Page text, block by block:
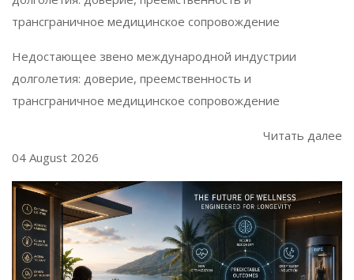
трансграничное медицинское сопровождение
Недостающее звено международной индустрии
долголетия: доверие, преемственность и
трансграничное медицинское сопровождение
Читать далее
04 August 2026